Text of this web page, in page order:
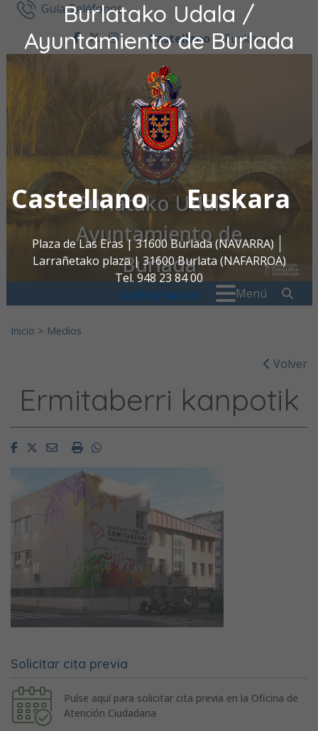
Burlatako Udala /
Ayuntamiento de Burlada
Castellano Euskara
Plaza de Las Eras | 31600 Burlada (NAVARRA)
Larrañetako plaza | 31600 Burlata (NAFARROA)
Tel. 948 23 84 00
oac@burlada.es
Ir al contenidoGuía Teléfonos
facebook
twitter
instagram
Castellano Euskara
Burlatako Udala /
Ayuntamiento de
Burlada
Menú
Inicio > Medios
Volver
Ermitaberri kanpotik
FacebookTwitterEmailImprimirWhatsapp
Solicitar cita previa
Pulse aquí para solicitar cita previa en la Oficina de
Atención Ciudadana